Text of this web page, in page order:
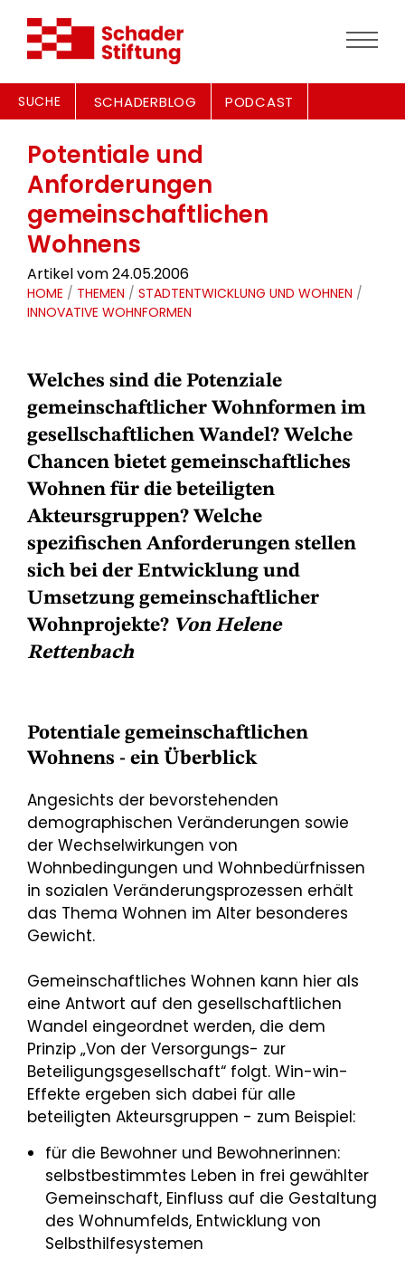
SUCHE SCHADERBLOG PODCAST
Potentiale und
Anforderungen
gemeinschaftlichen
Wohnens
Artikel vom 24.05.2006
HOME / THEMEN / STADTENTWICKLUNG UND WOHNEN /
INNOVATIVE WOHNFORMEN
Welches sind die Potenziale
gemeinschaftlicher Wohnformen im
gesellschaftlichen Wandel? Welche
Chancen bietet gemeinschaftliches
Wohnen für die beteiligten
Akteursgruppen? Welche
spezifischen Anforderungen stellen
sich bei der Entwicklung und
Umsetzung gemeinschaftlicher
Wohnprojekte? Von Helene
Rettenbach
Potentiale gemeinschaftlichen
Wohnens - ein Überblick
Angesichts der bevorstehenden
demographischen Veränderungen sowie
der Wechselwirkungen von
Wohnbedingungen und Wohnbedürfnissen
in sozialen Veränderungsprozessen erhält
das Thema Wohnen im Alter besonderes
Gewicht.
Gemeinschaftliches Wohnen kann hier als
eine Antwort auf den gesellschaftlichen
Wandel eingeordnet werden, die dem
Prinzip „Von der Versorgungs- zur
Beteiligungsgesellschaft“ folgt. Win-win-
Effekte ergeben sich dabei für alle
beteiligten Akteursgruppen - zum Beispiel:
für die Bewohner und Bewohnerinnen:
selbstbestimmtes Leben in frei gewählter
Gemeinschaft, Einfluss auf die Gestaltung
des Wohnumfelds, Entwicklung von
Selbsthilfesystemen